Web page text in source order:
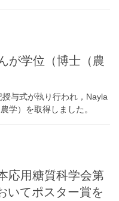
が学位（博士（農
与式が執り行われ，Nayla
学）を取得しました。
応用糖質科学会第
いてポスター賞を